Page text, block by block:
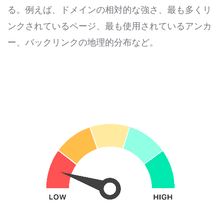
る。例えば、ドメインの相対的な強さ、最も多くリ
ンクされているページ、最も使用されているアンカ
ー、バックリンクの地理的分布など。